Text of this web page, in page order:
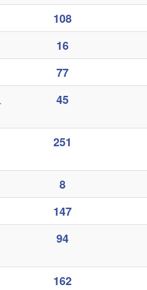
108
16
77
45
251
8
147
94
162